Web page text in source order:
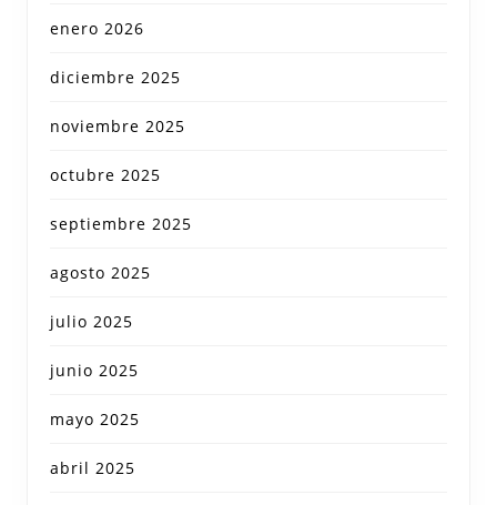
enero 2026
diciembre 2025
noviembre 2025
octubre 2025
septiembre 2025
agosto 2025
julio 2025
junio 2025
mayo 2025
abril 2025